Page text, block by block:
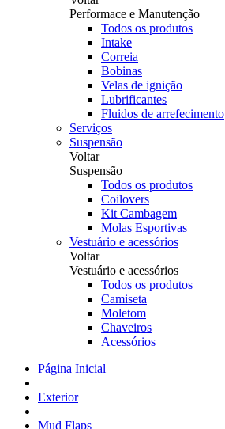
Performace e Manutenção
Todos os produtos
Intake
Correia
Bobinas
Velas de ignição
Lubrificantes
Fluidos de arrefecimento
Serviços
Suspensão
Voltar
Suspensão
Todos os produtos
Coilovers
Kit Cambagem
Molas Esportivas
Vestuário e acessórios
Voltar
Vestuário e acessórios
Todos os produtos
Camiseta
Moletom
Chaveiros
Acessórios
Página Inicial
Exterior
Mud Flaps